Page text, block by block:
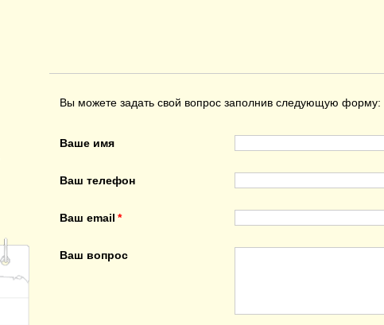
Вы можете задать свой вопрос заполнив следующую форму:
Ваше имя
Ваш телефон
Ваш email
Ваш вопрос